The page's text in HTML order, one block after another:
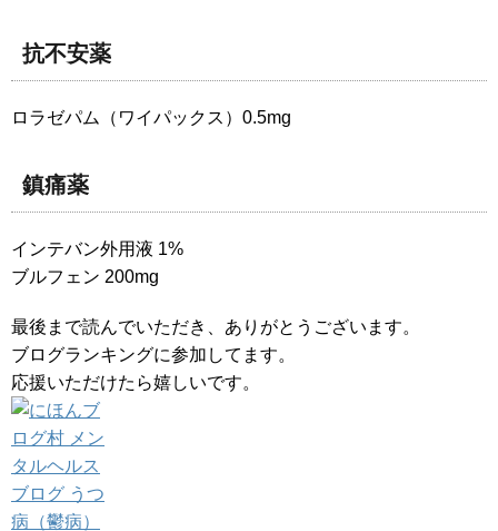
抗不安薬
ロラゼパム（ワイパックス）0.5mg
鎮痛薬
インテバン外用液 1%
ブルフェン 200mg
最後まで読んでいただき、ありがとうございます。
ブログランキングに参加してます。
応援いただけたら嬉しいです。